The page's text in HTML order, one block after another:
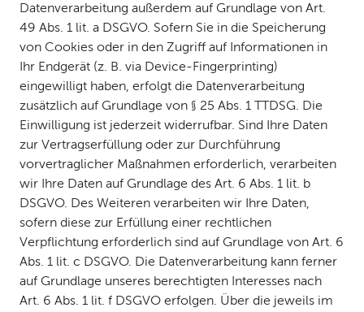
Datenverarbeitung außerdem auf Grundlage von Art.
49 Abs. 1 lit. a DSGVO. Sofern Sie in die Speicherung
von Cookies oder in den Zugriff auf Informationen in
Ihr Endgerät (z. B. via Device-Fingerprinting)
eingewilligt haben, erfolgt die Datenverarbeitung
zusätzlich auf Grundlage von § 25 Abs. 1 TTDSG. Die
Einwilligung ist jederzeit widerrufbar. Sind Ihre Daten
zur Vertragserfüllung oder zur Durchführung
vorvertraglicher Maßnahmen erforderlich, verarbeiten
wir Ihre Daten auf Grundlage des Art. 6 Abs. 1 lit. b
DSGVO. Des Weiteren verarbeiten wir Ihre Daten,
sofern diese zur Erfüllung einer rechtlichen
Verpflichtung erforderlich sind auf Grundlage von Art. 6
Abs. 1 lit. c DSGVO. Die Datenverarbeitung kann ferner
auf Grundlage unseres berechtigten Interesses nach
Art. 6 Abs. 1 lit. f DSGVO erfolgen. Über die jeweils im